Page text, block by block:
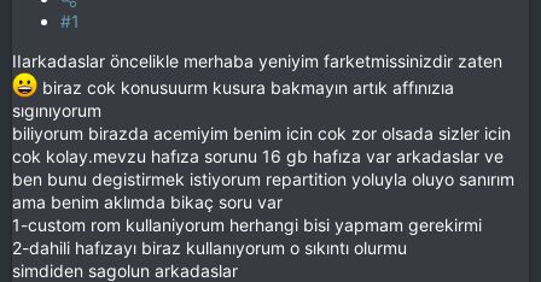
#1
IIarkadaslar öncelikle merhaba yeniyim farketmissinizdir zaten
biraz cok konusuurm kusura bakmayın artık affınızıa
sıgınıyorum
biliyorum birazda acemiyim benim icin cok zor olsada sizler icin
cok kolay.mevzu hafıza sorunu 16 gb hafıza var arkadaslar ve
ben bunu degistirmek istiyorum repartition yoluyla oluyo sanırım
ama benim aklımda bikaç soru var
1-custom rom kullaniyorum herhangi bisi yapmam gerekirmi
2-dahili hafızayı biraz kullanıyorum o sıkıntı olurmu
simdiden sagolun arkadaslar